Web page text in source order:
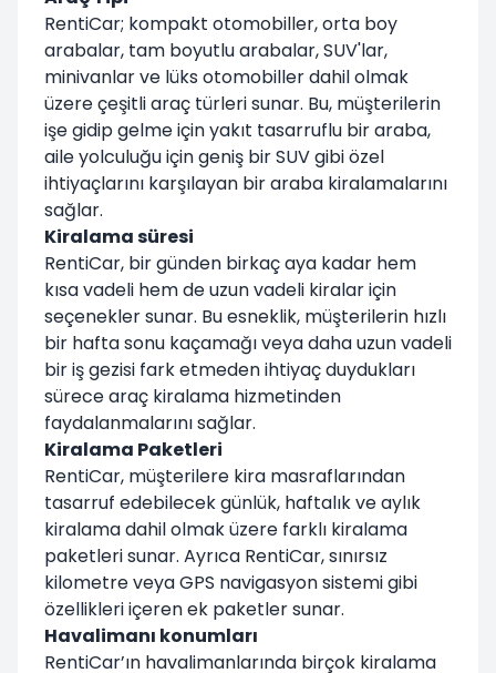
RentiCar; kompakt otomobiller, orta boy
arabalar, tam boyutlu arabalar, SUV'lar,
minivanlar ve lüks otomobiller dahil olmak
üzere çeşitli araç türleri sunar. Bu, müşterilerin
işe gidip gelme için yakıt tasarruflu bir araba,
aile yolculuğu için geniş bir SUV gibi özel
ihtiyaçlarını karşılayan bir araba kiralamalarını
sağlar.
Kiralama süresi
RentiCar, bir günden birkaç aya kadar hem
kısa vadeli hem de uzun vadeli kiralar için
seçenekler sunar. Bu esneklik, müşterilerin hızlı
bir hafta sonu kaçamağı veya daha uzun vadeli
bir iş gezisi fark etmeden ihtiyaç duydukları
sürece araç kiralama hizmetinden
faydalanmalarını sağlar.
Kiralama Paketleri
RentiCar, müşterilere kira masraflarından
tasarruf edebilecek günlük, haftalık ve aylık
kiralama dahil olmak üzere farklı kiralama
paketleri sunar. Ayrıca RentiCar, sınırsız
kilometre veya GPS navigasyon sistemi gibi
özellikleri içeren ek paketler sunar.
Havalimanı konumları
RentiCar’ın havalimanlarında birçok kiralama